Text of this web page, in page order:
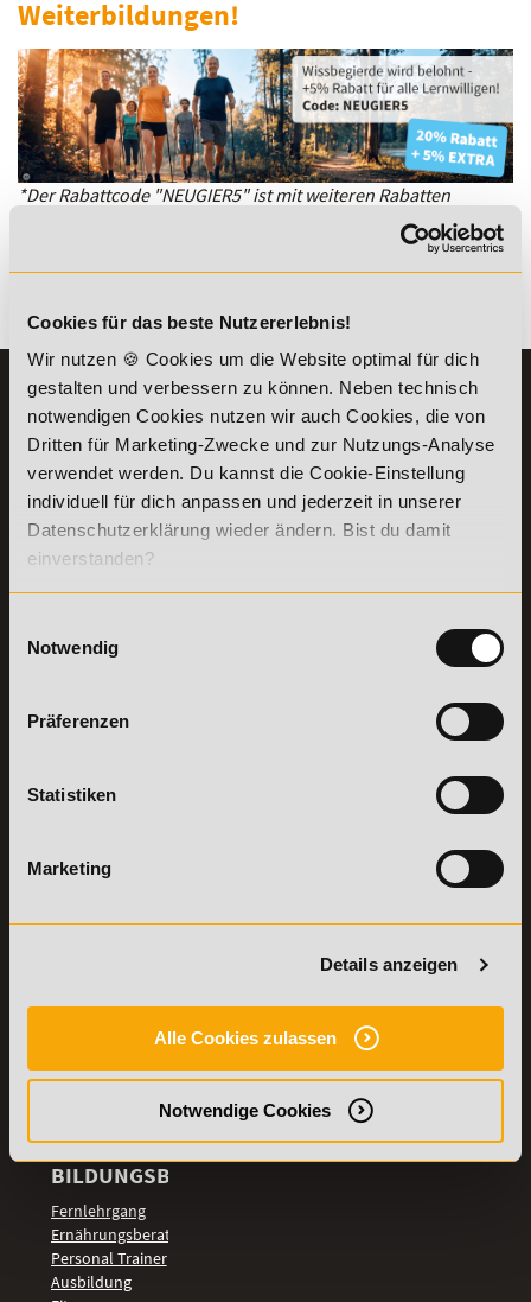
Cookies für das beste Nutzererlebnis!
Wir nutzen 🍪 Cookies um die Website optimal für dich
gestalten und verbessern zu können. Neben technisch
notwendigen Cookies nutzen wir auch Cookies, die von
Dritten für Marketing-Zwecke und zur Nutzungs-Analyse
verwendet werden. Du kannst die Cookie-Einstellung
individuell für dich anpassen und jederzeit in unserer
Datenschutzerklärung wieder ändern. Bist du damit
einverstanden?
Notwendig
Präferenzen
Statistiken
Marketing
Details anzeigen
Alle Cookies zulassen
Notwendige Cookies
Weiterbildungen!
*Der Rabattcode "NEUGIER5" ist mit weiteren Rabatten
KONTAKT
07191-22987-0
WhatsApp:
+49 (0) 7191 9513201
Academy of Sports GmbH
Aus dem Ausland:
Fax:+49 (0) 7191 - 229 87 – 99
Montag bis Donnerstag: 8:00 - 19:00 Uhr
INFORMATIONEN
Die Academy
Lehr- und
PreisFAIRsprechen
Online Campus
Bring a Friend
der Academy of
LEHRGÄNGE
und B-Lizenz
Ernährungsberater
Personal Trainer
Personal Coach
werden
Mentaltrainer
Motivationstrainer
BILDUNGSBEREICHE
Fernlehrgang
Ernährungsberater
Personal Trainer
Ausbildung